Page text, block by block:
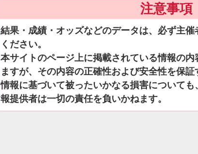
注意事項
結果・成績・オッズなどのデータは、必ず主
ください。
本サイトのページ上に掲載されている情報の
ますが、その内容の正確性および安全性を保
情報に基づいて被ったいかなる損害について
報提供者は一切の責任を負いかねます。